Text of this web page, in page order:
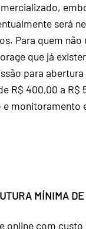
será
Para quem
que já
para
R$ 400,00 a
e
MÍNIMA DE
online com